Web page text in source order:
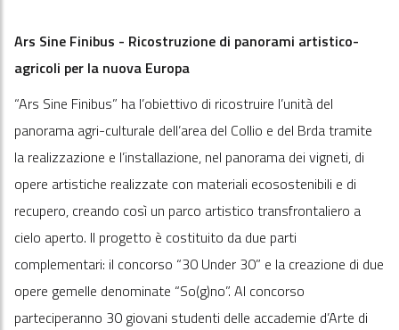
Ars Sine Finibus - Ricostruzione di panorami artistico-
agricoli per la nuova Europa
“Ars Sine Finibus” ha l’obiettivo di ricostruire l’unità del
panorama agri-culturale dell’area del Collio e del Brda tramite
la realizzazione e l’installazione, nel panorama dei vigneti, di
opere artistiche realizzate con materiali ecosostenibili e di
recupero, creando così un parco artistico transfrontaliero a
cielo aperto. Il progetto è costituito da due parti
complementari: il concorso “30 Under 30” e la creazione di due
opere gemelle denominate “So(g)no”. Al concorso
parteciperanno 30 giovani studenti delle accademie d’Arte di